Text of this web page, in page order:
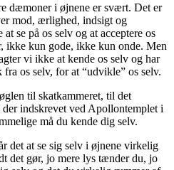
dæmoner i øjnene er svært. Det er
mod, ærlighed, indsigt og
se på os selv og at acceptere os
ikke kun gode, ikke kun onde. Men
vi ikke at kende os selv og har
os selv, for at “udvikle” os selv.
til skatkammeret, til det
der indskrevet ved Apollontemplet i
må du kende dig selv.
det at se sig selv i øjnene virkelig
det gør, jo mere lys tænder du, jo